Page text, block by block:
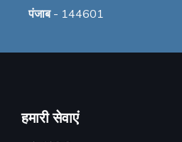
पंजाब- 144601
हमारी सेवाएं